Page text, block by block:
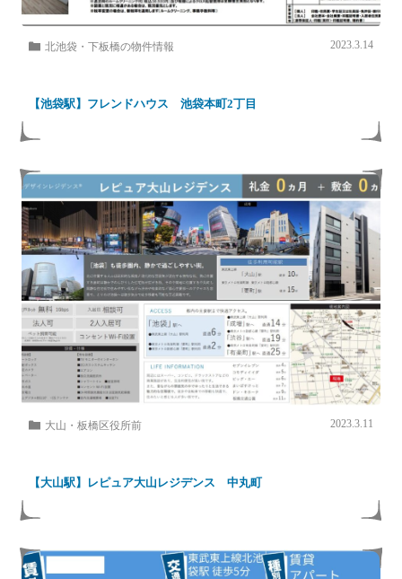
北池袋・下板橋の物件情報 2023.3.14
【池袋駅】フレンドハウス 池袋本町2丁目
大山・板橋区役所前 2023.3.11
【大山駅】レピュア大山レジデンス 中丸町